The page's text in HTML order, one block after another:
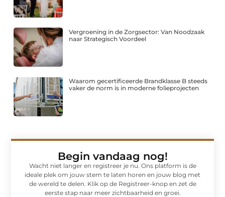
Vergroening in de Zorgsector: Van Noodzaak
naar Strategisch Voordeel
Waarom gecertificeerde Brandklasse B steeds
vaker de norm is in moderne folieprojecten
Begin vandaag nog!
Wacht niet langer en registreer je nu. Ons platform is de
ideale plek om jouw stem te laten horen en jouw blog met
de wereld te delen. Klik op de Registreer-knop en zet de
eerste stap naar meer zichtbaarheid en groei.